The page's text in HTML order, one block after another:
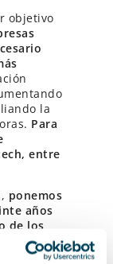
objetivo
la
Para
entre
ponemos
años
de los
. Así,